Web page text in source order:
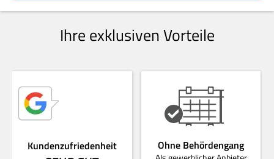
Ihre exklusiven Vorteile
Kundenzufriedenheit Ohne Behördengang